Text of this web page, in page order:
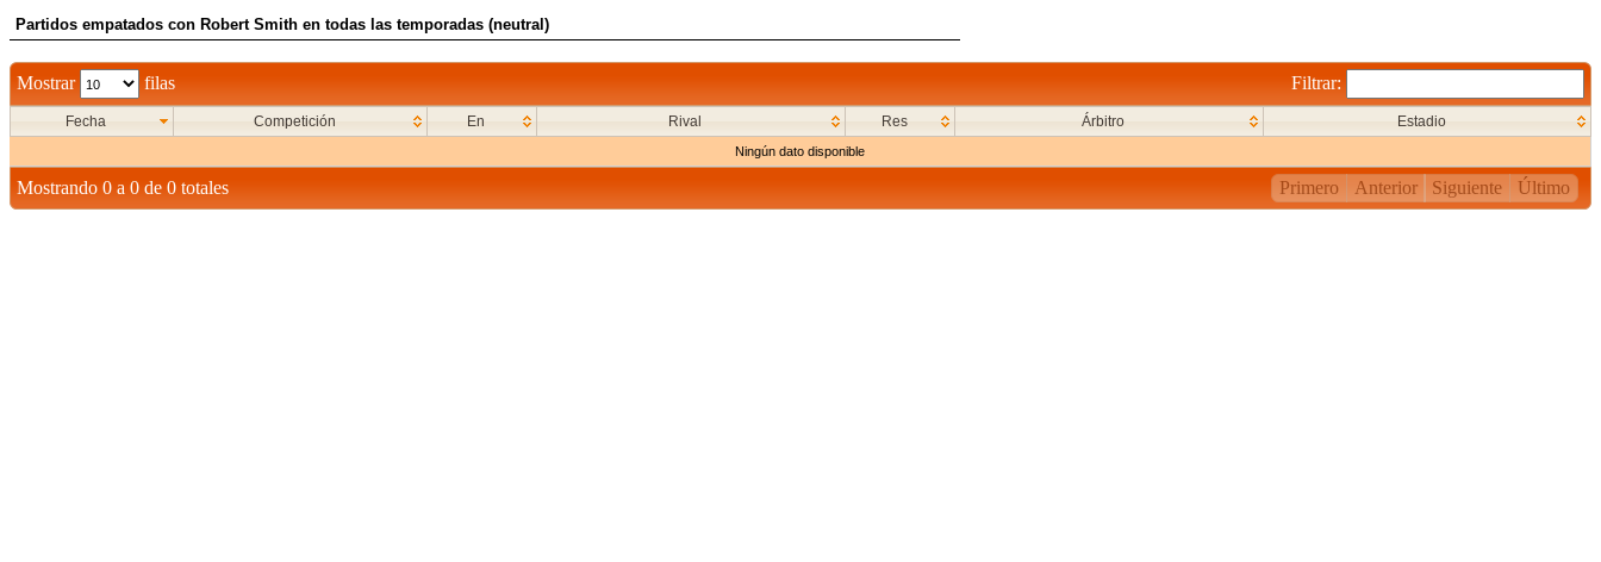
Partidos empatados con Robert Smith en todas las temporadas (neutral)
Mostrar filas Filtrar:
Fecha Competición En Rival Res Árbitro Estadio
Ningún dato disponible
Mostrando 0 a 0 de 0 totales Primero Anterior Siguiente Último